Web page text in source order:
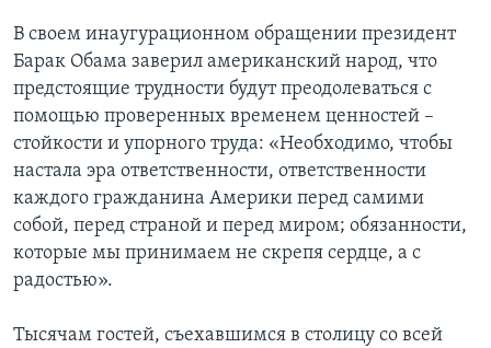
В своем инаугурационном обращении президент
Барак Обама заверил американский народ, что
предстоящие трудности будут преодолеваться с
помощью проверенных временем ценностей –
стойкости и упорного труда: «Необходимо, чтобы
настала эра ответственности, ответственности
каждого гражданина Америки перед самими
собой, перед страной и перед миром; обязанности,
которые мы принимаем не скрепя сердце, а с
радостью».
Тысячам гостей, съехавшимся в столицу со всей